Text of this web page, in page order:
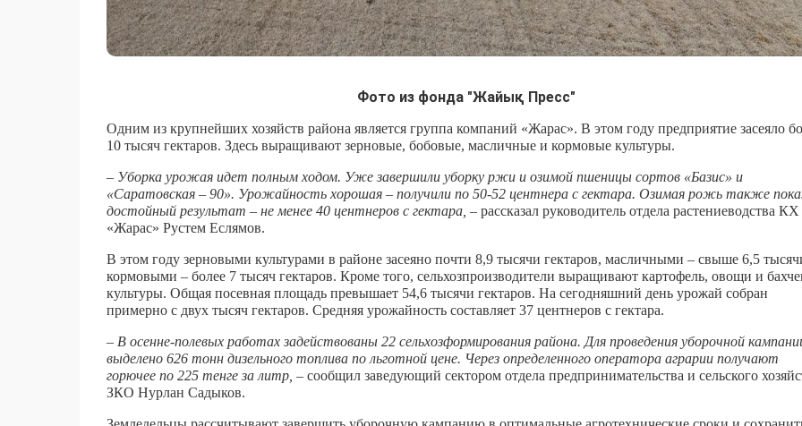
Фото из фонда "Жайық Пресс"
Одним из крупнейших хозяйств района является группа компаний «Жарас». В этом году предприятие засеяло
10 тысяч гектаров. Здесь выращивают зерновые, бобовые, масличные и кормовые культуры.
– Уборка урожая идет полным ходом. Уже завершили уборку ржи и озимой пшеницы сортов «Базис» и
«Саратовская – 90». Урожайность хорошая – получили по 50-52 центнера с гектара. Озимая рожь также
достойный результат – не менее 40 центнеров с гектара, – рассказал руководитель отдела растениеводства КХ
«Жарас» Рустем Еслямов.
В этом году зерновыми культурами в районе засеяно почти 8,9 тысячи гектаров, масличными – свыше 6,5
кормовыми – более 7 тысяч гектаров. Кроме того, сельхозпроизводители выращивают картофель, овощи и
культуры. Общая посевная площадь превышает 54,6 тысячи гектаров. На сегодняшний день урожай собран
примерно с двух тысяч гектаров. Средняя урожайность составляет 37 центнеров с гектара.
– В осенне-полевых работах задействованы 22 сельхозформирования района. Для проведения уборочной
выделено 626 тонн дизельного топлива по льготной цене. Через определенного оператора аграрии получают
горючее по 225 тенге за литр, – сообщил заведующий сектором отдела предпринимательства и сельского
ЗКО Нурлан Садыков.